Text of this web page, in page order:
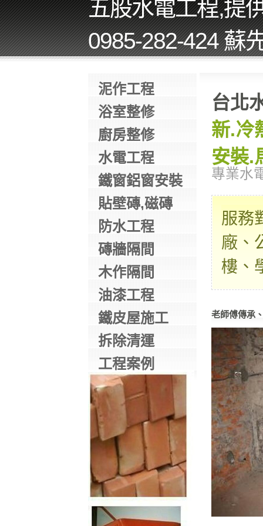
五股水電工程,提
0985-282-424 蘇
泥作工程
浴室整修
廚房整修
水電工程
鐵窗鋁窗安裝
貼壁磚,磁磚
防水工程
磚牆隔間
木作隔間
油漆工程
鐵皮屋施工
拆除清運
工程案例
台北
新.冷
安裝.
專業水
服務
廠、
樓、
老師傅傳承